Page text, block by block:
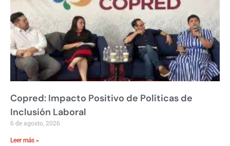
Copred: Impacto Positivo de Políticas de
Inclusión Laboral
6 de agosto, 2026
Leer más »